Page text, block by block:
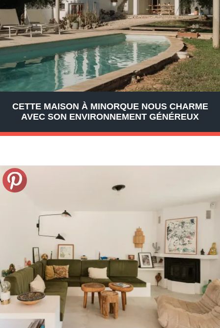
CETTE MAISON À MINORQUE NOUS CHARME
AVEC SON ENVIRONNEMENT GÉNÉREUX